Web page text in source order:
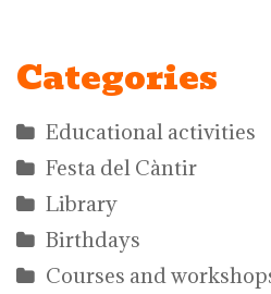
Categories
Educational activities
Festa del Càntir
Library
Birthdays
Courses and